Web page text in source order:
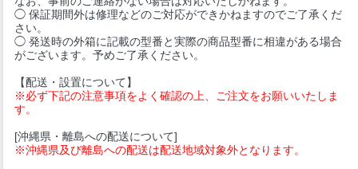
◯ 保証期間外は修理などのご対応ができかねますのでご了承くだ
さい。
◯ 発送時の外箱に記載の型番と実際の商品型番に相違がある場合
がございます。予めご了承ください。
【配送・設置について】
※必ず下記の注意事項をよく確認の上、ご注文をお願いいたしま
す。
[沖縄県・離島への配送について]
※沖縄県及び離島への配送は配送地域対象外となります。